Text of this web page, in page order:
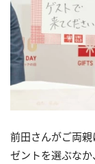
前田さんがご両
ゼントを選ぶな